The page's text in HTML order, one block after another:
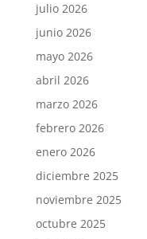
julio 2026
junio 2026
mayo 2026
abril 2026
marzo 2026
febrero 2026
enero 2026
diciembre 2025
noviembre 2025
octubre 2025